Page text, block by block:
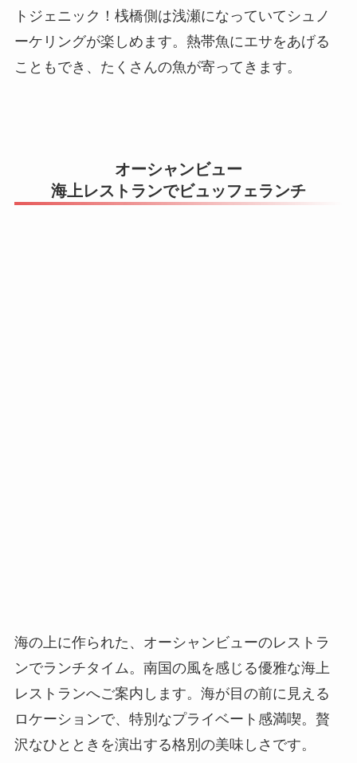
トジェニック！桟橋側は浅瀬になっていてシュノ
ーケリングが楽しめます。熱帯魚にエサをあげる
こともでき、たくさんの魚が寄ってきます。
オーシャンビュー
海上レストランでビュッフェランチ
海の上に作られた、オーシャンビューのレストラ
ンでランチタイム。南国の風を感じる優雅な海上
レストランへご案内します。海が目の前に見える
ロケーションで、特別なプライベート感満喫。贅
沢なひとときを演出する格別の美味しさです。